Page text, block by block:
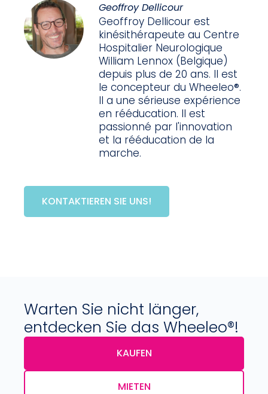
Geoffroy Dellicour
Geoffroy Dellicour est
kinésithérapeute au Centre
Hospitalier Neurologique
William Lennox (Belgique)
depuis plus de 20 ans. Il est
le concepteur du Wheeleo®.
Il a une sérieuse expérience
en rééducation. Il est
passionné par l'innovation
et la rééducation de la
marche.
KONTAKTIEREN SIE UNS!
Warten Sie nicht länger,
entdecken Sie das Wheeleo®!
KAUFEN
MIETEN